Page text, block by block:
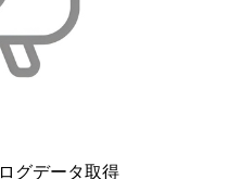
グデータ取得